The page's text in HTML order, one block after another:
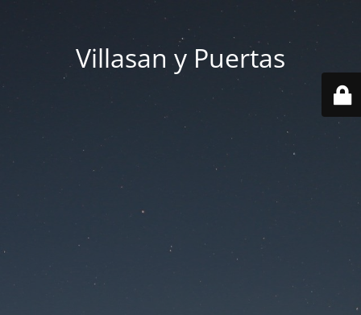
Villasan y Puertas